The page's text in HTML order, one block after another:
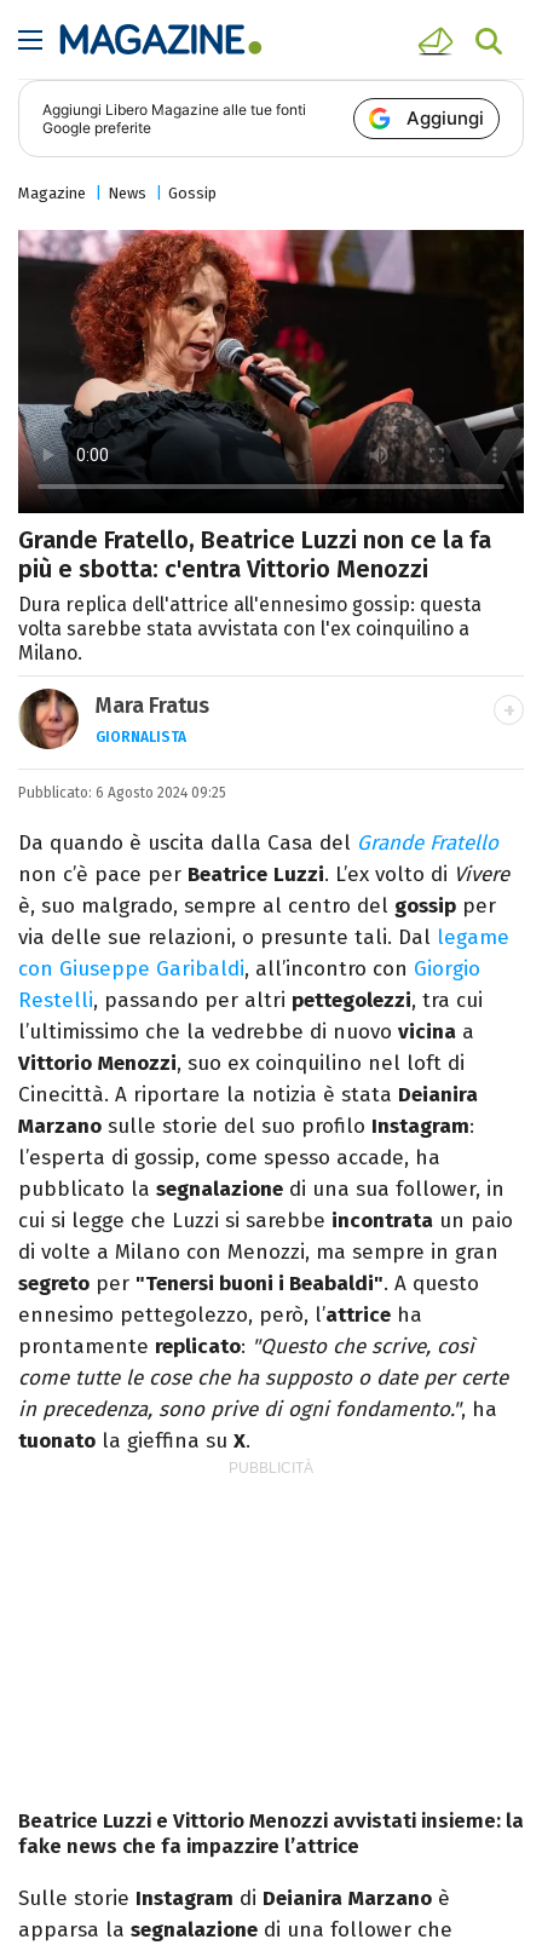
Aggiungi Libero Magazine alle tue fonti
Google preferite
Aggiungi
Magazine News Gossip
Grande Fratello, Beatrice Luzzi non ce la fa
più e sbotta: c'entra Vittorio Menozzi
Dura replica dell'attrice all'ennesimo gossip: questa
volta sarebbe stata avvistata con l'ex coinquilino a
Milano.
Mara Fratus
GIORNALISTA
Nella mia vita non possono mancare, il
silenzio, il mare e Il Libro dell'inquietudine
sul comodino, insieme a un romanzo di
Zafon.
Pubblicato: 6 Agosto 2024 09:25
Da quando è uscita dalla Casa del Grande Fratello
non c’è pace per Beatrice Luzzi. L’ex volto di Vivere
è, suo malgrado, sempre al centro del gossip per
via delle sue relazioni, o presunte tali. Dal legame
con Giuseppe Garibaldi, all’incontro con Giorgio
Restelli, passando per altri pettegolezzi, tra cui
l’ultimissimo che la vedrebbe di nuovo vicina a
Vittorio Menozzi, suo ex coinquilino nel loft di
Cinecittà. A riportare la notizia è stata Deianira
Marzano sulle storie del suo profilo Instagram:
l’esperta di gossip, come spesso accade, ha
pubblicato la segnalazione di una sua follower, in
cui si legge che Luzzi si sarebbe incontrata un paio
di volte a Milano con Menozzi, ma sempre in gran
segreto per "Tenersi buoni i Beabaldi". A questo
ennesimo pettegolezzo, però, l’attrice ha
prontamente replicato: "Questo che scrive, così
come tutte le cose che ha supposto o date per certe
in precedenza, sono prive di ogni fondamento.", ha
tuonato la gieffina su X.
Beatrice Luzzi e Vittorio Menozzi avvistati insieme: la
fake news che fa impazzire l’attrice
Sulle storie Instagram di Deianira Marzano è
apparsa la segnalazione di una follower che